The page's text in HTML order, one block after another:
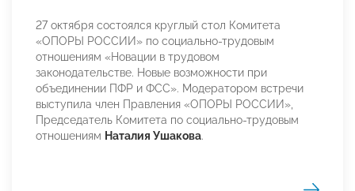
27 октября состоялся круглый стол Комитета
«ОПОРЫ РОССИИ» по социально-трудовым
отношениям «Новации в трудовом
законодательстве. Новые возможности при
объединении ПФР и ФСС». Модератором встречи
выступила член Правления «ОПОРЫ РОССИИ»,
Председатель Комитета по социально-трудовым
отношениям Наталия Ушакова.